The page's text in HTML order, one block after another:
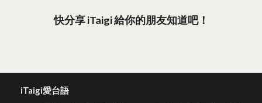
快分享 iTaigi 給你的朋友知道吧！
iTaigi愛台語